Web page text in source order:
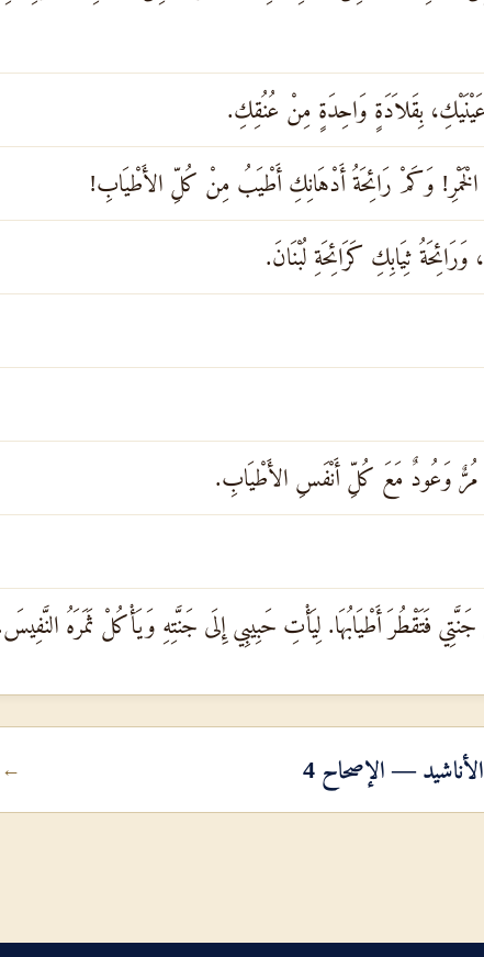
بِقَلاَدَةٍ وَاحِدَةٍ مِنْ عُنُقِكِ.
وَكَمْ رَائِحَةُ أَدْهَانِكِ أَطْيَبُ مِنْ كُلِّ الأَطْيَابِ!
ثِيَابِكِ كَرَائِحَةِ لُبْنَانَ.
مُرٌّ وَعُودٌ مَعَ كُلِّ أَنْفَسِ الأَطْيَابِ.
فَتَقْطُرَ أَطْيَابُهَا. لِيَأْتِ حَبِيبِي إِلَى جَنَّتِهِ وَيَأْكُلْ ثَمَرَهُ
— الإصحاح 4 ←